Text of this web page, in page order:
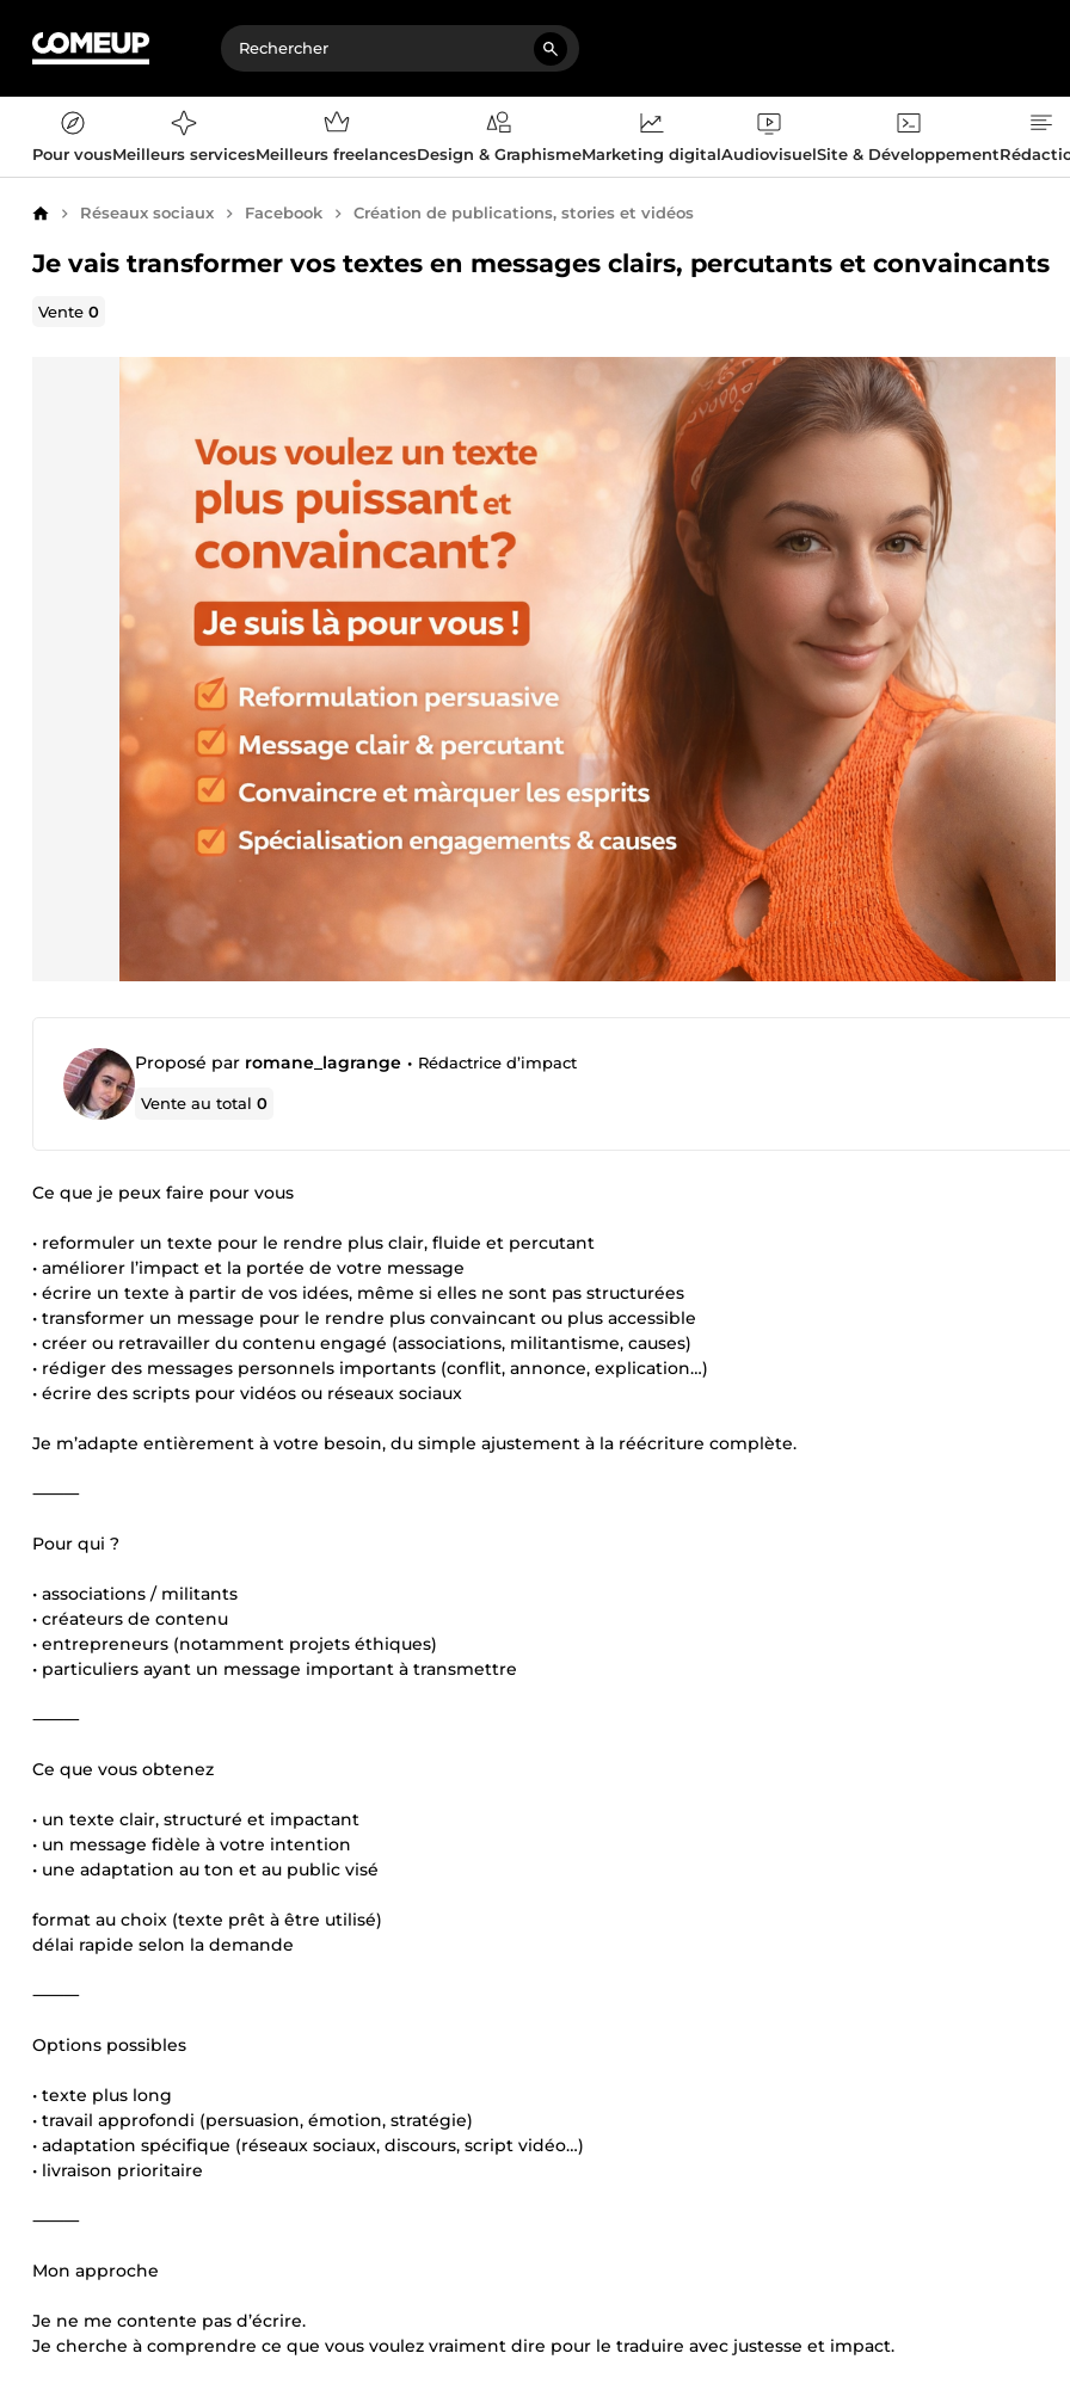
Pour vousMeilleurs servicesMeilleurs freelancesDesign & GraphismeMarketing digitalAudiovisuelSite & Développement
AccueilRéseaux sociaux Facebook Création de publications, stories et vidéos
Je vais transformer vos textes en messages clairs, percutants et convaincants
Vente0
Proposé par romane_lagrange • Rédactrice d’impact
Vente au total0
Ce que je peux faire pour vous
• reformuler un texte pour le rendre plus clair, fluide et percutant
• améliorer l’impact et la portée de votre message
• écrire un texte à partir de vos idées, même si elles ne sont pas structurées
• transformer un message pour le rendre plus convaincant ou plus accessible
• créer ou retravailler du contenu engagé (associations, militantisme, causes)
• rédiger des messages personnels importants (conflit, annonce, explication…)
• écrire des scripts pour vidéos ou réseaux sociaux
Je m’adapte entièrement à votre besoin, du simple ajustement à la réécriture complète.
⸻
Pour qui ?
• associations / militants
• créateurs de contenu
• entrepreneurs (notamment projets éthiques)
• particuliers ayant un message important à transmettre
⸻
Ce que vous obtenez
• un texte clair, structuré et impactant
• un message fidèle à votre intention
• une adaptation au ton et au public visé
format au choix (texte prêt à être utilisé)
délai rapide selon la demande
⸻
Options possibles
• texte plus long
• travail approfondi (persuasion, émotion, stratégie)
• adaptation spécifique (réseaux sociaux, discours, script vidéo…)
• livraison prioritaire
⸻
Mon approche
Je ne me contente pas d’écrire.
Je cherche à comprendre ce que vous voulez vraiment dire pour le traduire avec justesse et impact.